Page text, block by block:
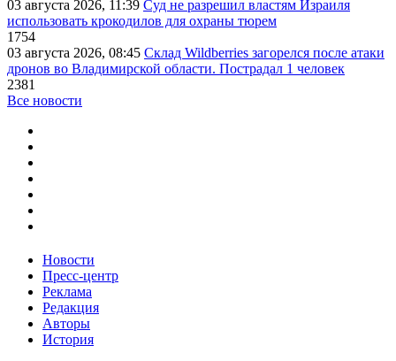
03 августа 2026, 11:39 Суд не разрешил властям Израиля
использовать крокодилов для охраны тюрем
1754
03 августа 2026, 08:45 Склад Wildberries загорелся после атаки
дронов во Владимирской области. Пострадал 1 человек
2381
Все новости
Новости
Пресс-центр
Реклама
Редакция
Авторы
История